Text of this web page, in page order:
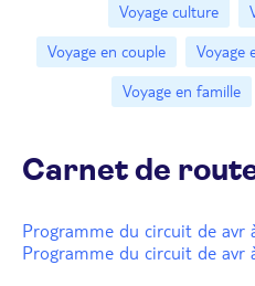
Voyage culture
Voyage en couple
Voyage
Voyage en famille
Carnet de
Programme du circuit de avr
Programme du circuit de avr